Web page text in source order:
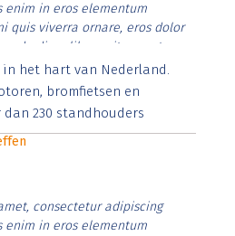
enim in eros elementum
quis viverra ornare, eros dolor
diam libero vitae erat.
justo cursus id rutrum lorem
risus tristique posuere.
het hart van Nederland.
bromfietsen en
230 standhouders
consectetur adipiscing
enim in eros elementum